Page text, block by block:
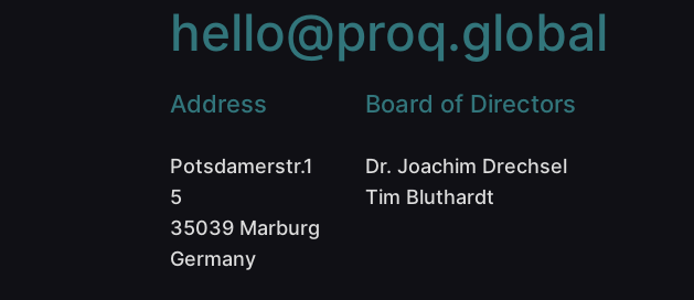
hello@proq.global
Address
Potsdamerstr.1
5
35039 Marburg
Germany
Board of Directors
Dr. Joachim Drechsel
Tim Bluthardt